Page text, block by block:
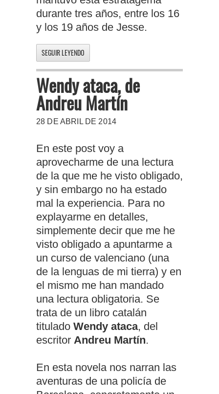
durante tres años, entre los 16
y los 19 años de Jesse.
SEGUIR LEYENDO
Wendy ataca, de
Andreu Martín
28 DE ABRIL DE 2014
En este post voy a
aprovecharme de una lectura
de la que me he visto obligado,
y sin embargo no ha estado
mal la experiencia. Para no
explayarme en detalles,
simplemente decir que me he
visto obligado a apuntarme a
un curso de valenciano (una
de la lenguas de mi tierra) y en
el mismo me han mandado
una lectura obligatoria. Se
trata de un libro catalán
titulado Wendy ataca, del
escritor Andreu Martín.
En esta novela nos narran las
aventuras de una policía de